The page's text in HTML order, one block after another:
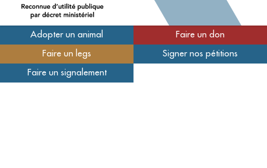
Qui sommes-nous
Nos refuges
Adopter un animal Faire un don
Faire un legs Signer nos pétitions
Faire un signalement